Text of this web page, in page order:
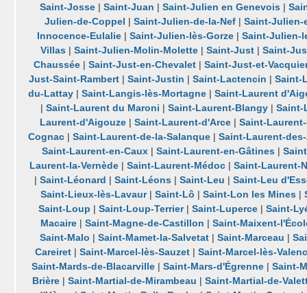
Saint-Josse |Saint-Juan |Saint-Julien en Genevois |
Julien-de-Coppel |Saint-Julien-de-la-Nef |Saint-Julien-
Innocence-Eulalie| Saint-Julien-lès-Gorze| Saint-Julien-
Villas| Saint-Julien-Molin-Molette| Saint-Just| Saint-
Chaussée| Saint-Just-en-Chevalet| Saint-Just-et-
Just-Saint-Rambert| Saint-Justin | Saint-Lactencin | Saint-
du-Lattay| Saint-Langis-lès-Mortagne| Saint-Laurent
| Saint-Laurent du Maroni | Saint-Laurent-Blangy| Saint-
Laurent-d'Aigouze |Saint-Laurent-d'Arce |Saint-
Cognac| Saint-Laurent-de-la-Salanque| Saint-Laurent-
Saint-Laurent-en-Caux |Saint-Laurent-en-Gâtines |
Laurent-la-Vernède |Saint-Laurent-Médoc |Saint-Laurent-
| Saint-Léonard | Saint-Léons| Saint-Leu | Saint-Leu
Saint-Lieux-lès-Lavaur| Saint-Lô | Saint-Lon les Mines|
Saint-Loup |Saint-Loup-Terrier|Saint-Luperce |Saint-
Macaire| Saint-Magne-de-Castillon | Saint-Maixent-
Saint-Malo |Saint-Mamet-la-Salvetat |Saint-Marceau |
Careiret| Saint-Marcel-lès-Sauzet| Saint-Marcel-lès-
Saint-Mards-de-Blacarville| Saint-Mars-d'Égrenne| Saint-
Brière| Saint-Martial-de-Mirambeau | Saint-Martial-de-